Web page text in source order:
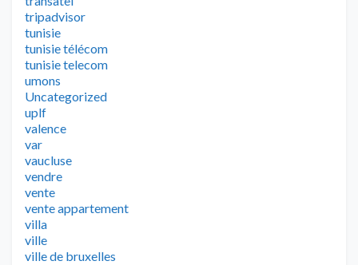
tripadvisor
tunisie
tunisie télécom
tunisie telecom
umons
Uncategorized
uplf
valence
var
vaucluse
vendre
vente
vente appartement
villa
ville
ville de bruxelles